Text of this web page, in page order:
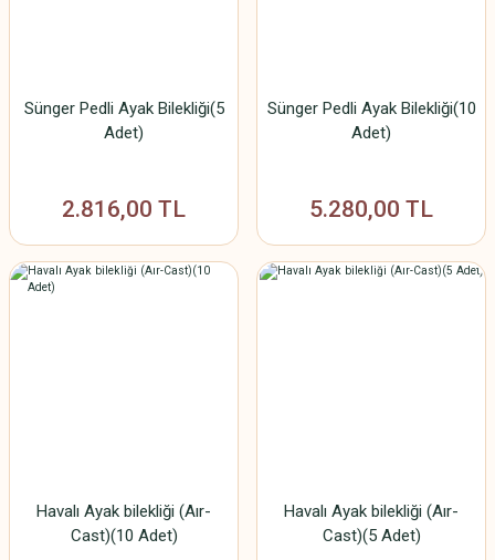
Sünger Pedli Ayak Bilekliği(5
Adet)
2.816,00 TL
Sünger Pedli Ayak Bilekliği(10
Adet)
5.280,00 TL
Havalı Ayak bilekliği (Aır-
Cast)(10 Adet)
Havalı Ayak bilekliği (Aır-
Cast)(5 Adet)